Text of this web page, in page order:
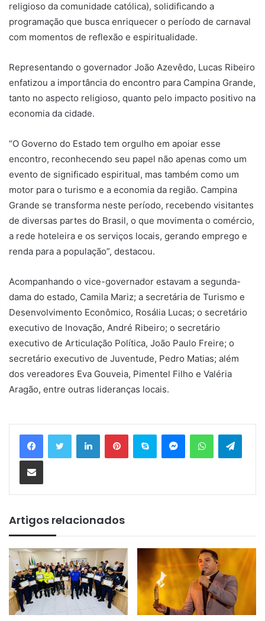
religioso da comunidade católica), solidificando a
programação que busca enriquecer o período de carnaval
com momentos de reflexão e espiritualidade.
Representando o governador João Azevêdo, Lucas Ribeiro
enfatizou a importância do encontro para Campina Grande,
tanto no aspecto religioso, quanto pelo impacto positivo na
economia da cidade.
“O Governo do Estado tem orgulho em apoiar esse
encontro, reconhecendo seu papel não apenas como um
evento de significado espiritual, mas também como um
motor para o turismo e a economia da região. Campina
Grande se transforma neste período, recebendo visitantes
de diversas partes do Brasil, o que movimenta o comércio,
a rede hoteleira e os serviços locais, gerando emprego e
renda para a população”, destacou.
Acompanhando o vice-governador estavam a segunda-
dama do estado, Camila Mariz; a secretária de Turismo e
Desenvolvimento Econômico, Rosália Lucas; o secretário
executivo de Inovação, André Ribeiro; o secretário
executivo de Articulação Política, João Paulo Freire; o
secretário executivo de Juventude, Pedro Matias; além
dos vereadores Eva Gouveia, Pimentel Filho e Valéria
Aragão, entre outras lideranças locais.
Artigos relacionados